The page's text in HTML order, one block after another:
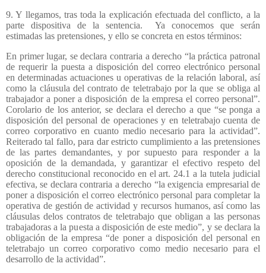
9. Y llegamos, tras toda la explicación efectuada del conflicto, a la
parte dispositiva de la sentencia.
Ya conocemos que serán
estimadas las pretensiones, y ello se concreta en estos términos:
En primer lugar, se declara contraria a derecho “la práctica patronal
de requerir la puesta a disposición del correo electrónico personal
en determinadas actuaciones u operativas de la relación laboral, así
como la cláusula del contrato de teletrabajo por la que se obliga al
trabajador a poner a disposición de la empresa el correo personal”.
Corolario de los anterior, se declara el derecho a que “se ponga a
disposición del personal de operaciones y en teletrabajo cuenta de
correo corporativo en cuanto medio necesario para la actividad”.
Reiterado tal fallo, para dar estricto cumplimiento a las pretensiones
de las partes demandantes, y por supuesto para responder a la
oposición de la demandada, y garantizar el efectivo respeto del
derecho constitucional reconocido en el art. 24.1 a la tutela judicial
efectiva, se declara contraria a derecho “la exigencia empresarial de
poner a disposición el correo electrónico personal para completar la
operativa de gestión de actividad y recursos humanos, así como las
cláusulas delos contratos de teletrabajo que obligan a las personas
trabajadoras a la puesta a disposición de este medio”, y se declara la
obligación de la empresa “de poner a disposición del personal en
teletrabajo un correo corporativo como medio necesario para el
desarrollo de la actividad”.